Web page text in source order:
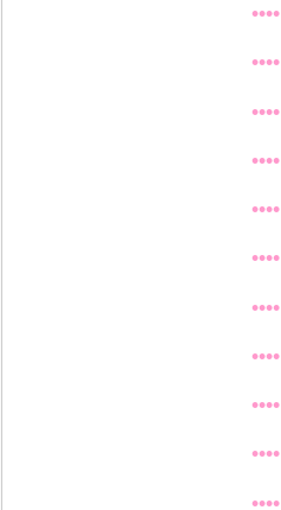
••••
••••
••••
••••
••••
••••
••••
••••
••••
••••
••••